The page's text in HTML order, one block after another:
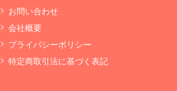
お問い合わせ
会社概要
プライバシーポリシー
特定商取引法に基づく表記